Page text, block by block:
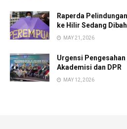
Raperda
ke Hilir Sedang
MAY 21, 2026
Urgensi Pengesahan
Akademisi dan DPR
MAY 12, 2026